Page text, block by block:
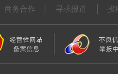
商务合作 寻求报道 投